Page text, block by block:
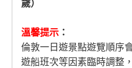
歲）
溫馨提示 ：
倫敦一日遊景點遊覽順序
遊船班次等因素臨時調整